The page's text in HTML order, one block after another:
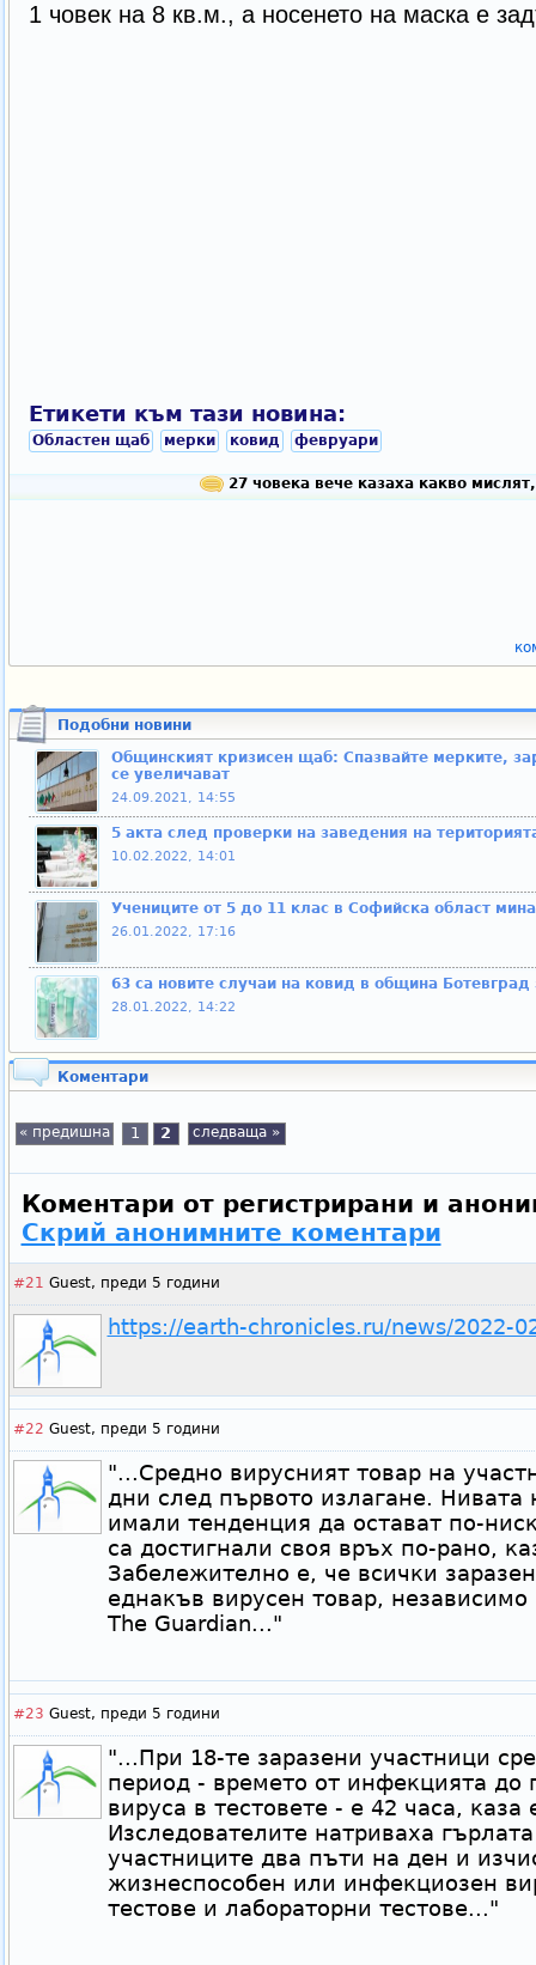
1 човек на 8 кв.м., а носенето на маска е
Етикети към тази новина:
Областен щаб мерки ковид февруари
27 човека вече казаха какво
Подобни новини
Общинският кризисен щаб: Спазвайте мерките,
се увеличават
24.09.2021, 14:55
5 акта след проверки на заведения на
10.02.2022, 14:01
Учениците от 5 до 11 клас в Софийска област
26.01.2022, 17:16
63 са новите случаи на ковид в община Ботевград
28.01.2022, 14:22
Коментари
« предишна 1 2 следваща »
Коментари от регистрирани и
Скрий анонимните коментари
#21 Guest, преди 5 години
https://earth-chronicles.ru/news/2022-
#22 Guest, преди 5 години
"...Средно вирусният товар на
дни след първото излагане. Нивата
имали тенденция да остават по-
са достигнали своя връх по-рано,
Забележително е, че всички
еднакъв вирусен товар,
The ​​Guardian..."
#23 Guest, преди 5 години
"...При 18-те заразени участници
период - времето от инфекцията до
вируса в тестовете - е 42 часа, каза
Изследователите натриваха
участниците два пъти на ден и
жизнеспособен или инфекциозен
тестове и лабораторни тестове..."